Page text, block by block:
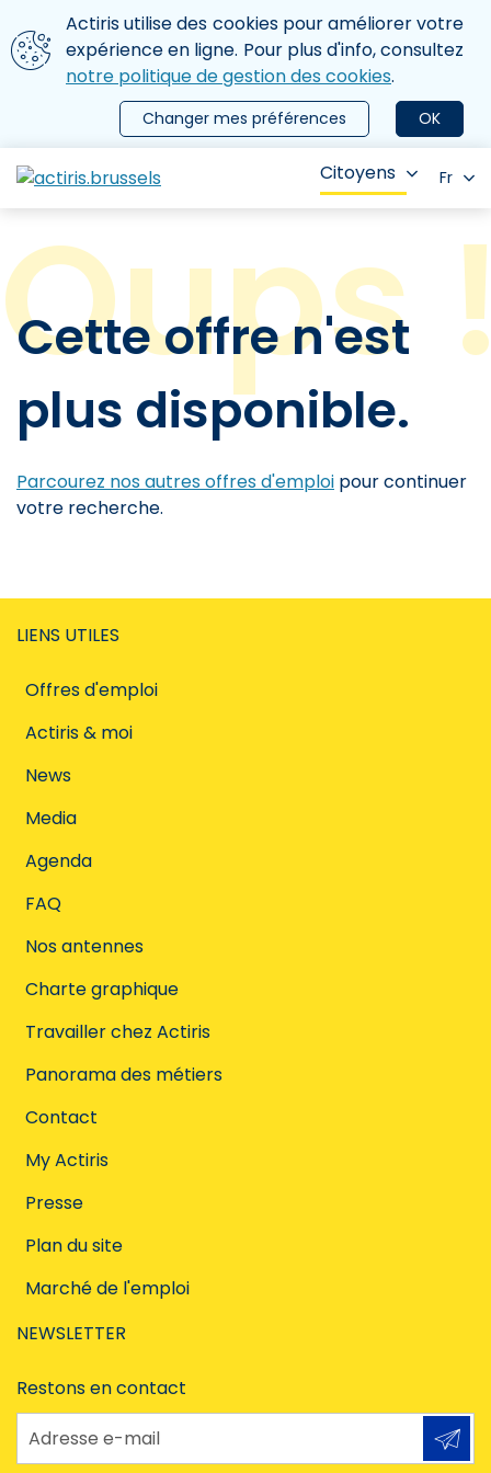
Aller au contenu principal
Nous utilisons des cookies
Actiris utilise des cookies pour améliorer votre
expérience en ligne. Pour plus d'info, consultez
notre politique de gestion des cookies.
OK
Changer mes préférences
le menu
Citoyens Fr
Cette offre n'est
plus disponible.
Parcourez nos autres offres d'emploi pour continuer
votre recherche.
LIENS UTILES
Offres d'emploi
Actiris & moi
News
Media
Agenda
FAQ
Nos antennes
Charte graphique
Travailler chez Actiris
Panorama des métiers
Contact
My Actiris
Presse
Plan du site
Marché de l'emploi
NEWSLETTER
Restons en contact
Adresse e-mail